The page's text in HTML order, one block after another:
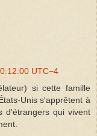
UTC−4
si cette famille
Unis s'apprêtent à
d'étrangers qui vivent